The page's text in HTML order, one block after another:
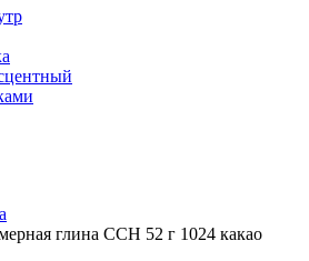
глина CCH 52 г 1024 какао